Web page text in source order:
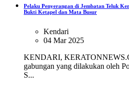
Pelaku Penyerangan di Jembatan Teluk
Bukti Ketapel dan Mata Busur
Kendari
04 Mar 2025
KENDARI,
gabungan yang dilakukan oleh
S...